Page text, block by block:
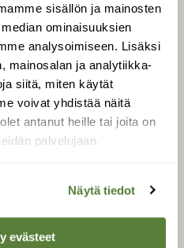
sisällön ja mainosten
ominaisuuksien
analysoimiseen. Lisäksi
mainosalan ja analytiikka-
siitä, miten käytät
voivat yhdistää näitä
antanut heille tai joita on
palvelujaan.
Näytä tiedot
evästeet
Äänestä parasta juttua
Tilaa uutiskirje
SUOMEN LUONNON­
SUOJELU­LIITTO
Suomen Luonto -lehden
luonnonsuojelu­liitto.